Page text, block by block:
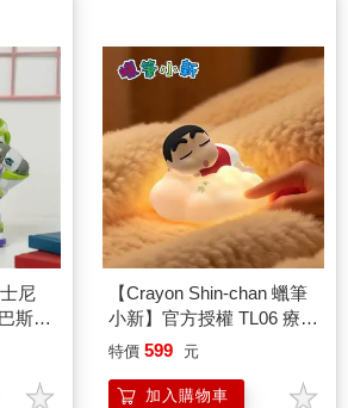
尼
斯光
【Crayon Shin-chan 蠟筆
小新】官方授權 TL06 療癒
LED拍拍燈-蠟筆小新
特價 599 元
加入購物車